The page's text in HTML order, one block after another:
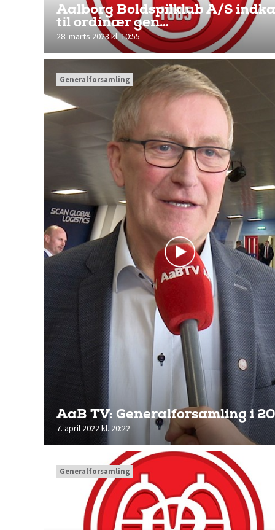
Aalborg Boldspilklub A/S
til ordinær gen…
28. marts 2023 kl. 10:55
AaB TV: Generalforsamling i
7. april 2022 kl. 20:22
Generalforsamling
Generalforsamling